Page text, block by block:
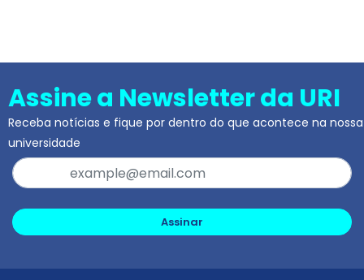
Assine a Newsletter da URI
Receba notícias e fique por dentro do que acontece na nossa
universidade
Assinar